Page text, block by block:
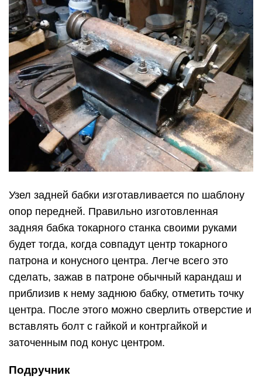
Узел задней бабки изготавливается по шаблону
опор передней. Правильно изготовленная
задняя бабка токарного станка своими руками
будет тогда, когда совпадут центр токарного
патрона и конусного центра. Легче всего это
сделать, зажав в патроне обычный карандаш и
приблизив к нему заднюю бабку, отметить точку
центра. После этого можно сверлить отверстие и
вставлять болт с гайкой и контргайкой и
заточенным под конус центром.
Подручник